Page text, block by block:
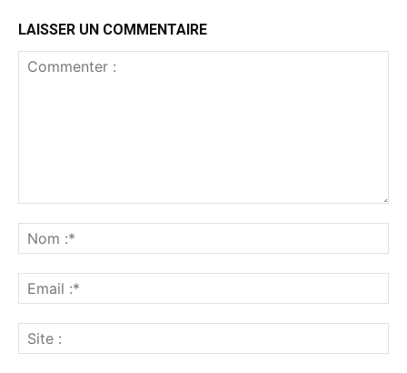
LAISSER UN COMMENTAIRE
:*
:*
: